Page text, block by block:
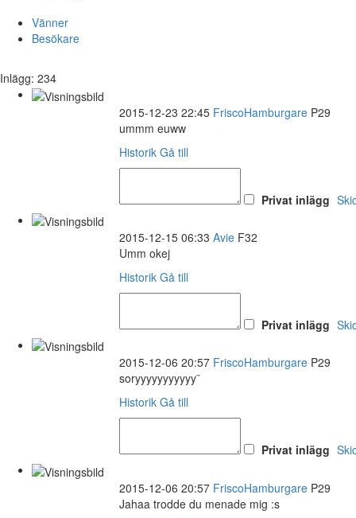
Vänner
Besökare
Inlägg: 234
2015-12-23 22:45 FriscoHamburgare P29
ummm euww
Historik Gå till
Privat inlägg
2015-12-15 06:33 Avie F32
Umm okej
Historik Gå till
Privat inlägg
2015-12-06 20:57 FriscoHamburgare P29
soryyyyyyyyyyy¨
Historik Gå till
Privat inlägg
2015-12-06 20:57 FriscoHamburgare P29
Jahaa trodde du menade mig :s